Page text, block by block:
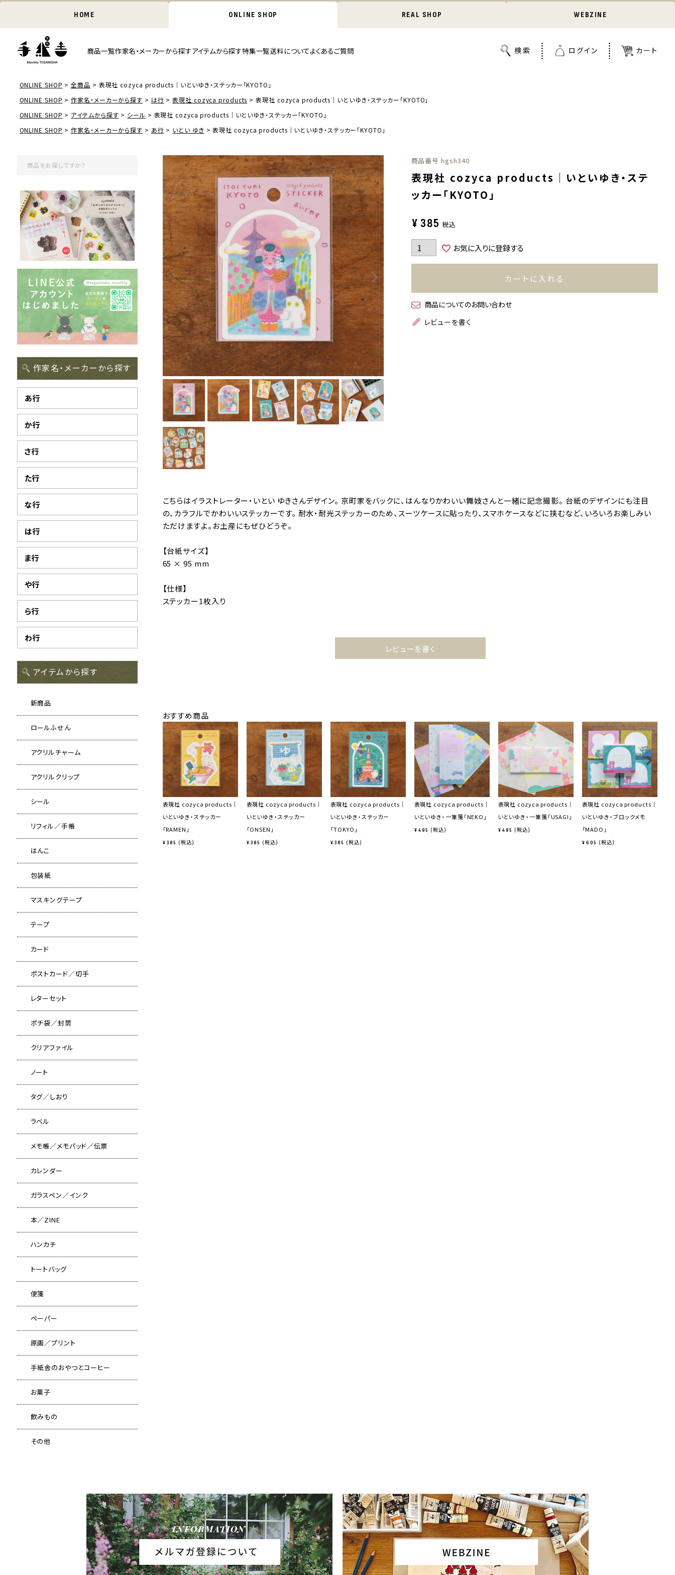
HOME ONLINE SHOP REAL SHOP WEBZINE
商品一覧作家名・メーカーから探すアイテムから探す特集一覧送料についてよくあるご質問
ONLINE SHOP 全商品
表現社 cozyca products｜いといゆき・ステッカー「KYOTO」
ONLINE SHOP
作家名・メーカーから探す は行 表現社 cozyca products
表現社 cozyca products｜いといゆき・ステッカー「KYOTO」
ONLINE SHOP
アイテムから探す シール
表現社 cozyca products｜いといゆき・ステッカー「KYOTO」
ONLINE SHOP
作家名・メーカーから探す あ行 いとい ゆき 表現社 cozyca products｜いといゆき・ステッカー「KYOTO」
作家名・メーカーから探す
あ行
か行
さ行
た行
な行
は行
ま行
や行
ら行
わ行
アイテムから探す
新商品
ロールふせん
アクリルチャーム
アクリルクリップ
シール
リフィル／手帳
はんこ
包装紙
マスキングテープ
テープ
カード
ポストカード／切手
レターセット
ポチ袋／封筒
クリアファイル
ノート
タグ／しおり
ラベル
メモ帳／メモパッド／伝票
カレンダー
ガラスペン／インク
本／ZINE
ハンカチ
トートバッグ
便箋
ペーパー
原画／プリント
手紙舎のおやつとコーヒー
お菓子
飲みもの
その他
商品番号 hgsh340
表現社 cozyca products｜いといゆき・ステ
ッカー「KYOTO」
¥ 385 税込
お気に入りに登録する
カートに入れる
商品についてのお問い合わせ
レビューを書く
こちらはイラストレーター・いとい ゆきさんデザイン。 京町家をバックに、はんなりかわいい舞妓さんと一緒に記念撮影。 台紙のデザインにも注目
の、カラフルでかわいいステッカーです。 耐水・耐光ステッカーのため、スーツケースに貼ったり、スマホケースなどに挟むなど、いろいろお楽しみい
ただけますよ。お土産にもぜひどうぞ。
【台紙サイズ】
65 × 95 mm
【仕様】
ステッカー1枚入り
レビューを書く
おすすめ商品
表現社 cozyca products｜
いといゆき・ステッカー
「RAMEN」
¥ 385 税込
表現社 cozyca products｜
いといゆき・ステッカー
「ONSEN」
¥ 385 税込
表現社 cozyca products｜
いといゆき・ステッカー
「TOKYO」
¥ 385 税込
表現社 cozyca products｜
いといゆき・一筆箋「NEKO」
¥ 495 税込
表現社 cozyca products｜
いといゆき・一筆箋「USAGI」
¥ 495 税込
表現社 cozyca products｜
いといゆき・ブロックメモ
「MADO」
¥ 605 税込